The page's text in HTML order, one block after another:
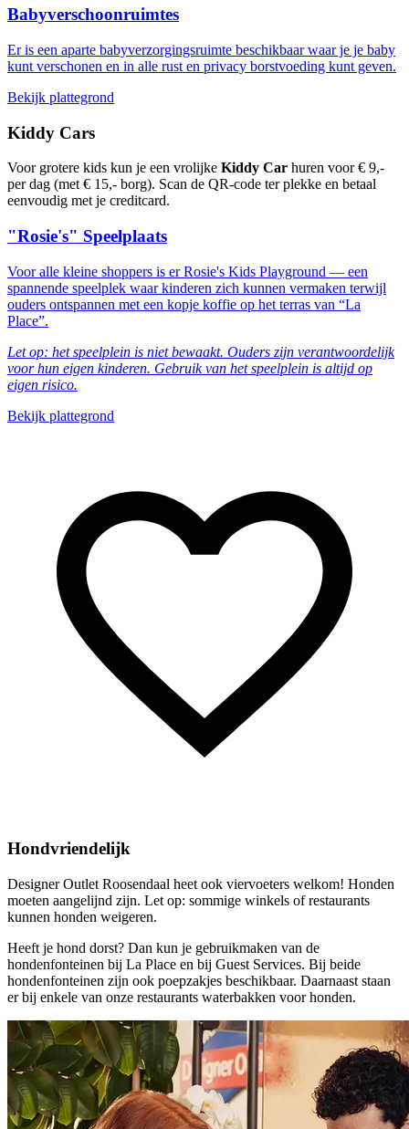
Babyverschoonruimtes
Er is een aparte babyverzorgingsruimte beschikbaar waar je je baby
kunt verschonen en in alle rust en privacy borstvoeding kunt geven.
Bekijk plattegrond
Kiddy Cars
Voor grotere kids kun je een vrolijke Kiddy Car huren voor € 9,-
per dag (met € 15,- borg). Scan de QR-code ter plekke en betaal
eenvoudig met je creditcard.
"Rosie's" Speelplaats
Voor alle kleine shoppers is er Rosie's Kids Playground — een
spannende speelplek waar kinderen zich kunnen vermaken terwijl
ouders ontspannen met een kopje koffie op het terras van “La
Place”.
Let op: het speelplein is niet bewaakt. Ouders zijn verantwoordelijk
voor hun eigen kinderen. Gebruik van het speelplein is altijd op
eigen risico.
Bekijk plattegrond
Hondvriendelijk
Designer Outlet Roosendaal heet ook viervoeters welkom! Honden
moeten aangelijnd zijn. Let op: sommige winkels of restaurants
kunnen honden weigeren.
Heeft je hond dorst? Dan kun je gebruikmaken van de
hondenfonteinen bij La Place en bij Guest Services. Bij beide
hondenfonteinen zijn ook poepzakjes beschikbaar. Daarnaast staan
er bij enkele van onze restaurants waterbakken voor honden.